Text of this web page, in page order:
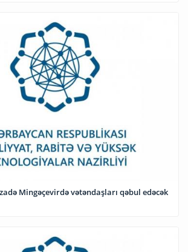
Mingəçevirdə vətəndaşları qəbul edəcək